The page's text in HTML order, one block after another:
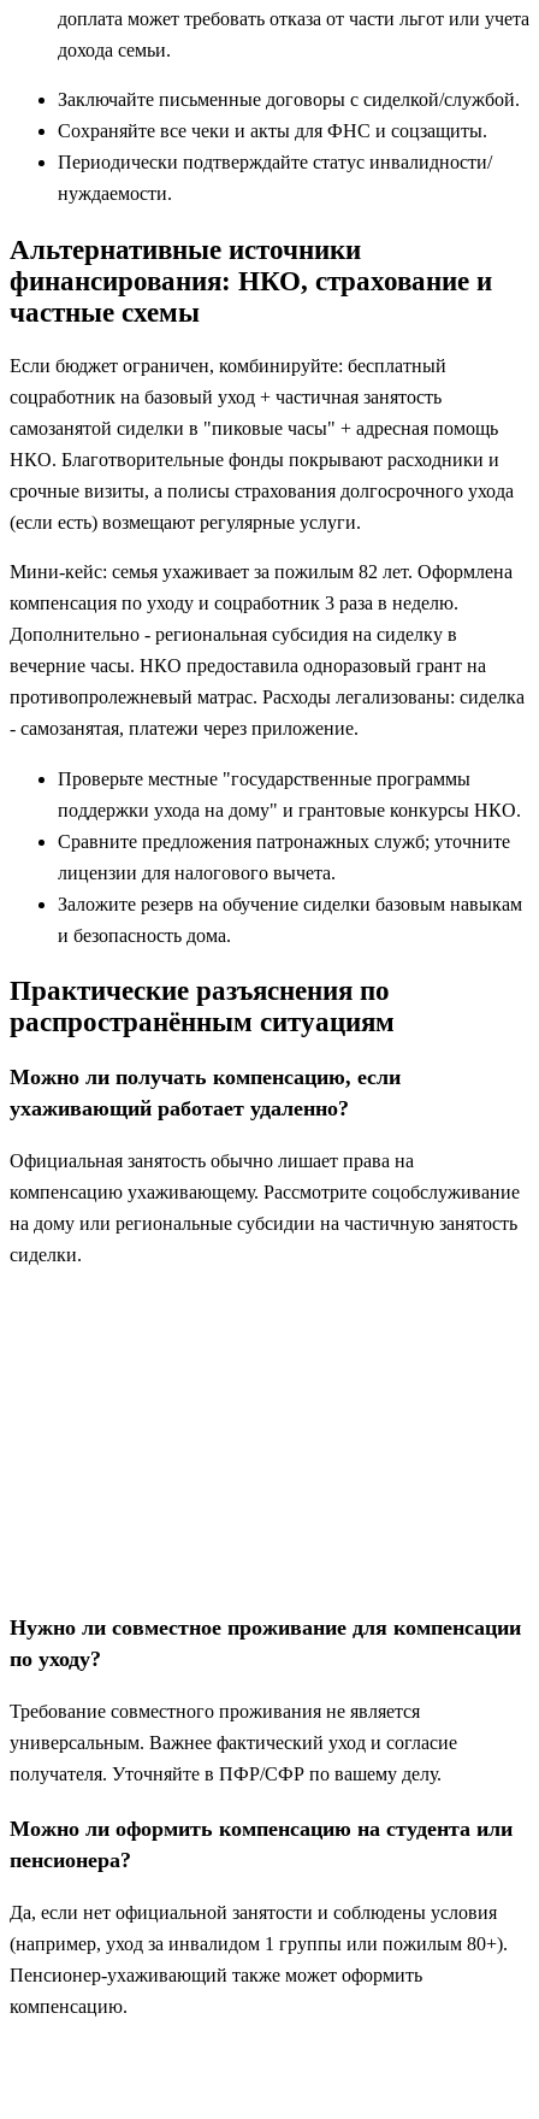
доплата может требовать отказа от части льгот или учета
дохода семьи.
Заключайте письменные договоры с сиделкой/службой.
Сохраняйте все чеки и акты для ФНС и соцзащиты.
Периодически подтверждайте статус инвалидности/
нуждаемости.
Альтернативные источники
финансирования: НКО, страхование и
частные схемы
Если бюджет ограничен, комбинируйте: бесплатный
соцработник на базовый уход + частичная занятость
самозанятой сиделки в "пиковые часы" + адресная помощь
НКО. Благотворительные фонды покрывают расходники и
срочные визиты, а полисы страхования долгосрочного ухода
(если есть) возмещают регулярные услуги.
Мини‑кейс: семья ухаживает за пожилым 82 лет. Оформлена
компенсация по уходу и соцработник 3 раза в неделю.
Дополнительно - региональная субсидия на сиделку в
вечерние часы. НКО предоставила одноразовый грант на
противопролежневый матрас. Расходы легализованы: сиделка
- самозанятая, платежи через приложение.
Проверьте местные "государственные программы
поддержки ухода на дому" и грантовые конкурсы НКО.
Сравните предложения патронажных служб; уточните
лицензии для налогового вычета.
Заложите резерв на обучение сиделки базовым навыкам
и безопасность дома.
Практические разъяснения по
распространённым ситуациям
Можно ли получать компенсацию, если
ухаживающий работает удаленно?
Официальная занятость обычно лишает права на
компенсацию ухаживающему. Рассмотрите соцобслуживание
на дому или региональные субсидии на частичную занятость
сиделки.
Нужно ли совместное проживание для компенсации
по уходу?
Требование совместного проживания не является
универсальным. Важнее фактический уход и согласие
получателя. Уточняйте в ПФР/СФР по вашему делу.
Можно ли оформить компенсацию на студента или
пенсионера?
Да, если нет официальной занятости и соблюдены условия
(например, уход за инвалидом 1 группы или пожилым 80+).
Пенсионер‑ухаживающий также может оформить
компенсацию.